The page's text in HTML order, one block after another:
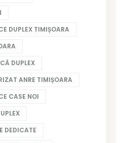
DUPLEX TIMIȘOARA
DUPLEX
ANRE TIMIȘOARA
CASE NOI
DEDICATE